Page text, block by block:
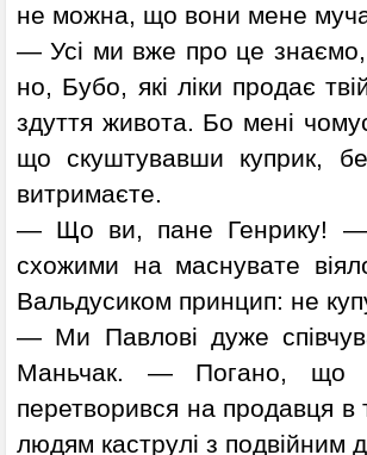
не можна, що вони мене
— Усі ми вже про це знаємо,
но, Бубо, які ліки продає
здуття живота. Бо мені
що скуштувавши куприк,
витримаєте.
— Що ви, пане Генрику! —
схожими на маснувате
Вальдусиком принцип: не
— Ми Павлові дуже
Маньчак. — Погано, що з
перетворився на продавця в
людям каструлі з подвійним